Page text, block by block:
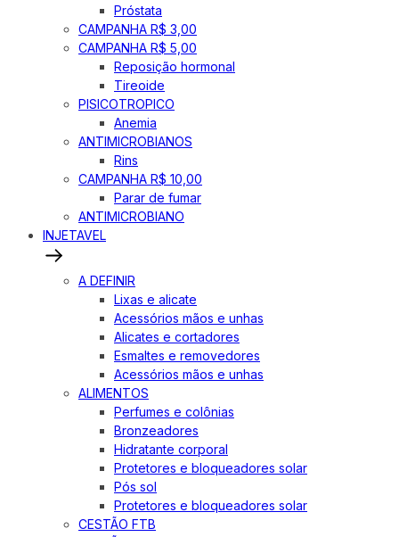
Próstata
CAMPANHA R$ 3,00
CAMPANHA R$ 5,00
Reposição hormonal
Tireoide
PISICOTROPICO
Anemia
ANTIMICROBIANOS
Rins
CAMPANHA R$ 10,00
Parar de fumar
ANTIMICROBIANO
INJETAVEL
A DEFINIR
Lixas e alicate
Acessórios mãos e unhas
Alicates e cortadores
Esmaltes e removedores
Acessórios mãos e unhas
ALIMENTOS
Perfumes e colônias
Bronzeadores
Hidratante corporal
Protetores e bloqueadores solar
Pós sol
Protetores e bloqueadores solar
CESTÃO FTB